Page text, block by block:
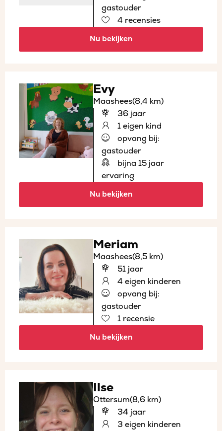
gastouder
4 recensies
Nu bekijken
Evy
Maashees(8,4 km)
36 jaar
1 eigen kind
opvang bij:
gastouder
bijna 15 jaar
ervaring
Nu bekijken
Meriam
Maashees(8,5 km)
51 jaar
4 eigen kinderen
opvang bij:
gastouder
1 recensie
Nu bekijken
Ilse
Ottersum(8,6 km)
34 jaar
3 eigen kinderen